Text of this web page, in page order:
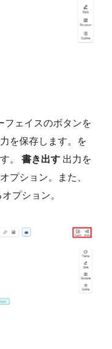
フェイスのボタンを
を保存します。を
。 書き出す 出力を
プション。また、
プション。